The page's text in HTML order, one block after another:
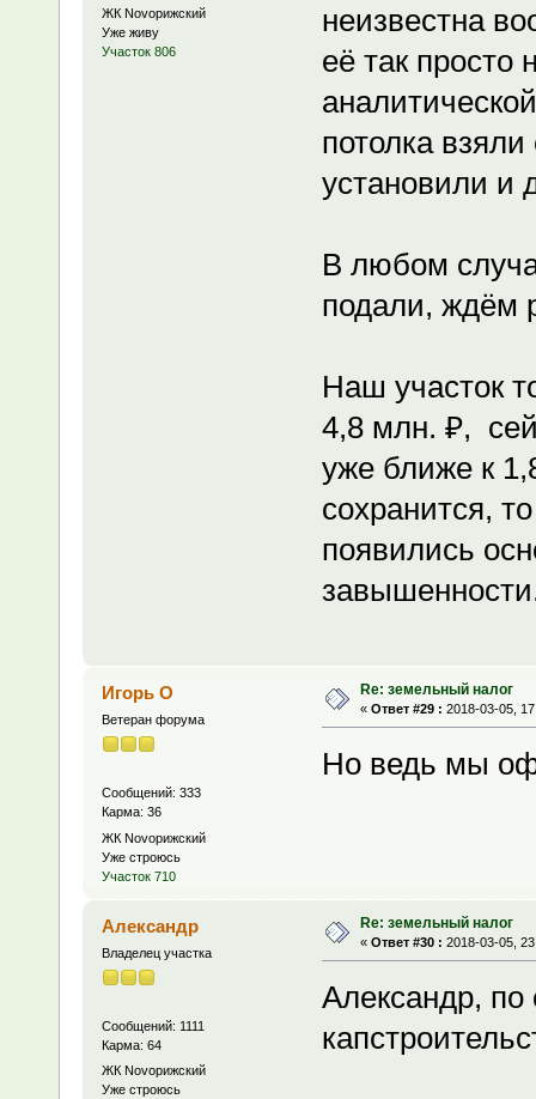
ЖК Novoрижский
Уже живу
Участок 806
неизвестна
её так просто
потолка
установили и
В любом
подали, ждём
Наш участок
4,8 млн. ₽,
уже ближе к
сохранится,
появились
Игорь О
Ветеран форума
Сообщений: 333
Карма: 36
ЖК Novoрижский
Уже строюсь
Участок 710
Re: земельный налог
« Ответ #29 : 2018-03-05,
Но ведь мы
Александр
Владелец участка
Сообщений: 1111
Карма: 64
ЖК Novoрижский
Уже строюсь
Re: земельный налог
« Ответ #30 : 2018-03-05,
Александр, по